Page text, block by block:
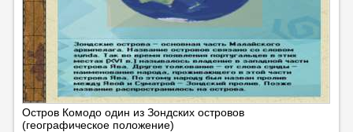
Остров Комодо один из Зондских островов
(географическое положение)